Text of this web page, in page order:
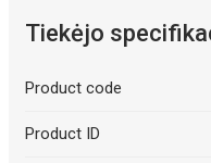
Tiekėjo
Product code
Product ID